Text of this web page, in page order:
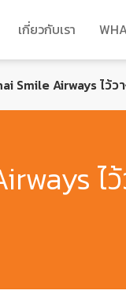
เกี่ยวกับเรา
Smile Airways ไว้